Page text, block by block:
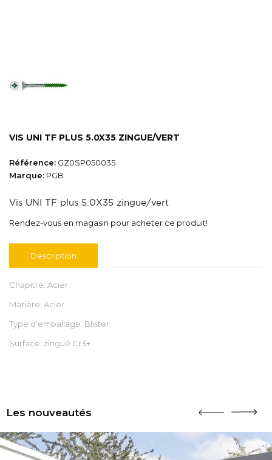
VIS UNI TF PLUS 5.0X35 ZINGUE/VERT
Référence: GZ0SP050035
Marque: PGB
Vis UNI TF plus 5.0X35 zingue/vert
Rendez-vous en magasin pour acheter ce produit!
Description
Chapitre: Acier
Matière: Acier
Type d'emballage: Blister
Surface: zingué Cr3+
Les nouveautés